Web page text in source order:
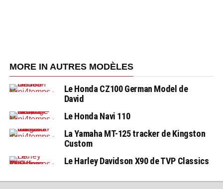
MORE IN AUTRES MODÈLES
Le Honda CZ100 German Model de
David
Le Honda Navi 110
La Yamaha MT-125 tracker de Kingston
Custom
Le Harley Davidson X90 de TVP Classics